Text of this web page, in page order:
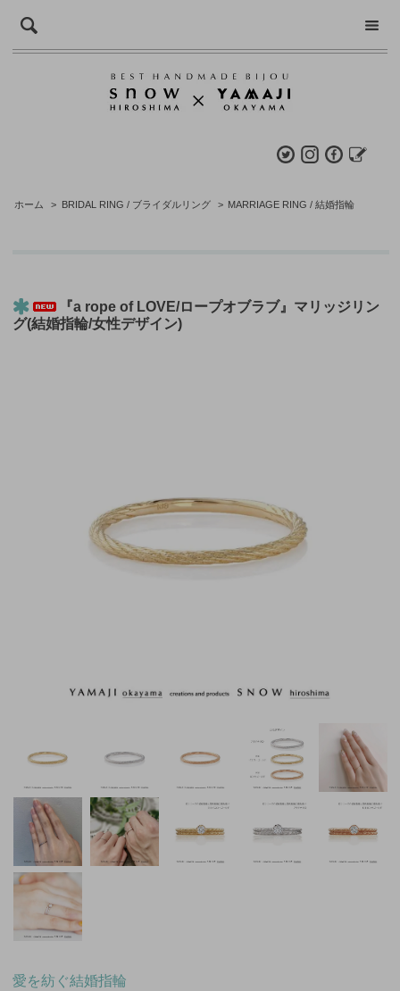
ホーム > BRIDAL RING / ブライダルリング > MARRIAGE RING / 結婚指輪
『a rope of LOVE/ロープオブラブ』マリッジリン
グ(結婚指輪/女性デザイン)
愛を紡ぐ結婚指輪